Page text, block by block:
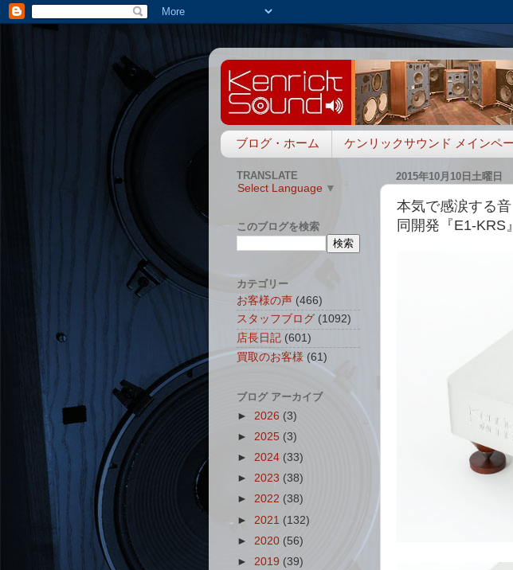
ブログ・ホーム ケンリックサウンド メインペ
2015年10月10日土曜日
本気で感涙する
同開発『E1-KRS』
TRANSLATE
Select Language ▼
このブログを検索
カテゴリー
お客様の声 (466)
スタッフブログ (1092)
店長日記 (601)
買取のお客様 (61)
ブログ アーカイブ
► 2026 (3)
► 2025 (3)
► 2024 (33)
► 2023 (38)
► 2022 (38)
► 2021 (132)
► 2020 (56)
► 2019 (39)